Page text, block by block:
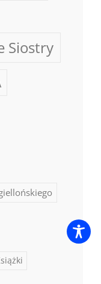
Siostry